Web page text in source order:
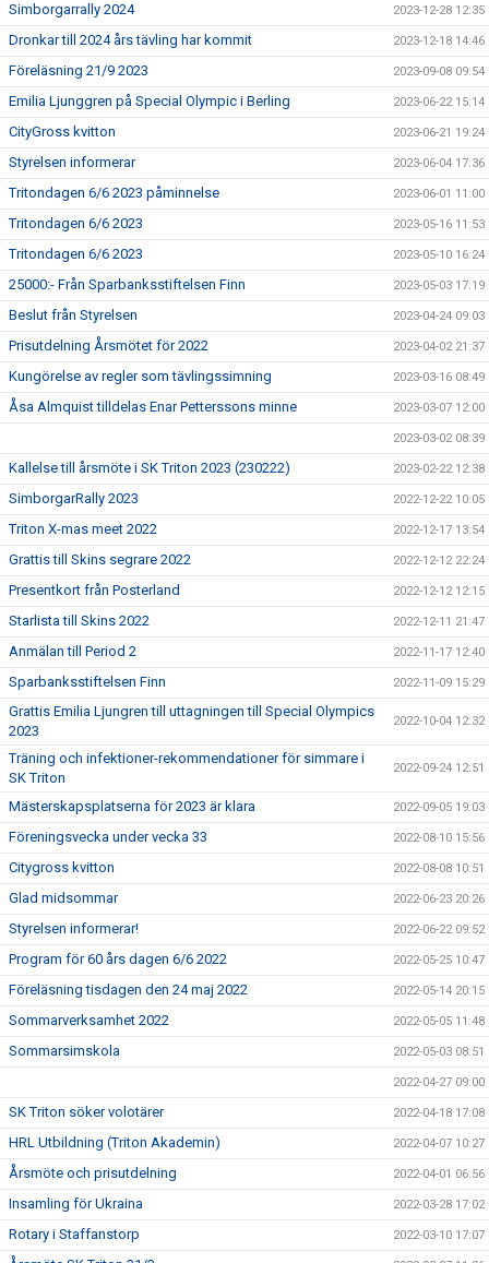
Simborgarrally 2024 2023-12-28 12:35
Dronkar till 2024 års tävling har kommit 2023-12-18 14:46
Föreläsning 21/9 2023 2023-09-08 09:54
Emilia Ljunggren på Special Olympic i Berling 2023-06-22 15:14
CityGross kvitton 2023-06-21 19:24
Styrelsen informerar 2023-06-04 17:36
Tritondagen 6/6 2023 påminnelse 2023-06-01 11:00
Tritondagen 6/6 2023 2023-05-16 11:53
Tritondagen 6/6 2023 2023-05-10 16:24
25000:- Från Sparbanksstiftelsen Finn 2023-05-03 17:19
Beslut från Styrelsen 2023-04-24 09:03
Prisutdelning Årsmötet för 2022 2023-04-02 21:37
Kungörelse av regler som tävlingssimning 2023-03-16 08:49
Åsa Almquist tilldelas Enar Petterssons minne 2023-03-07 12:00
2023-03-02 08:39
Kallelse till årsmöte i SK Triton 2023 (230222) 2023-02-22 12:38
SimborgarRally 2023 2022-12-22 10:05
Triton X-mas meet 2022 2022-12-17 13:54
Grattis till Skins segrare 2022 2022-12-12 22:24
Presentkort från Posterland 2022-12-12 12:15
Starlista till Skins 2022 2022-12-11 21:47
Anmälan till Period 2 2022-11-17 12:40
Sparbanksstiftelsen Finn 2022-11-09 15:29
Grattis Emilia Ljungren till uttagningen till Special Olympics
2023
2022-10-04 12:32
Träning och infektioner-rekommendationer för simmare i
SK Triton
2022-09-24 12:51
Mästerskapsplatserna för 2023 är klara 2022-09-05 19:03
Föreningsvecka under vecka 33 2022-08-10 15:56
Citygross kvitton 2022-08-08 10:51
Glad midsommar 2022-06-23 20:26
Styrelsen informerar! 2022-06-22 09:52
Program för 60 års dagen 6/6 2022 2022-05-25 10:47
Föreläsning tisdagen den 24 maj 2022 2022-05-14 20:15
Sommarverksamhet 2022 2022-05-05 11:48
Sommarsimskola 2022-05-03 08:51
2022-04-27 09:00
SK Triton söker volotärer 2022-04-18 17:08
HRL Utbildning (Triton Akademin) 2022-04-07 10:27
Årsmöte och prisutdelning 2022-04-01 06:56
Insamling för Ukraina 2022-03-28 17:02
Rotary i Staffanstorp 2022-03-10 17:07